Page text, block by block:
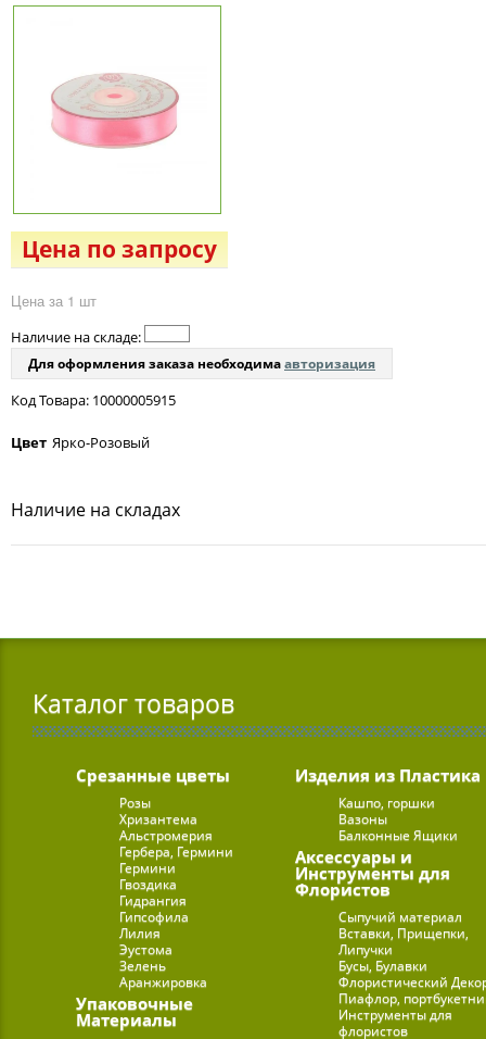
Цена по запросу
Цена за 1 шт
Наличие на складе:
Для оформления заказа необходимаавторизация
Код Товара: 10000005915
Цвет Ярко-Розовый
Наличие на складах
Каталог товаров
Срезанные цветы
Розы
Хризантема
Альстромерия
Гербера, Гермини
Гермини
Гвоздика
Гидрангия
Гипсофила
Лилия
Эустома
Зелень
Аранжировка
Упаковочные
Материалы
Изделия из Пластика
Кашпо, горшки
Вазоны
Балконные Ящики
Аксессуары и
Инструменты для
Флористов
Сыпучий материал
Вставки, Прищепки,
Липучки
Бусы, Булавки
Флористический
Пиафлор,
Инструменты для
флористов